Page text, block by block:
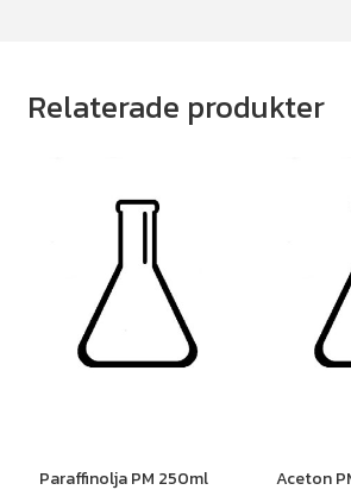
Relaterade produkter
Paraffinolja PM 250ml Aceton